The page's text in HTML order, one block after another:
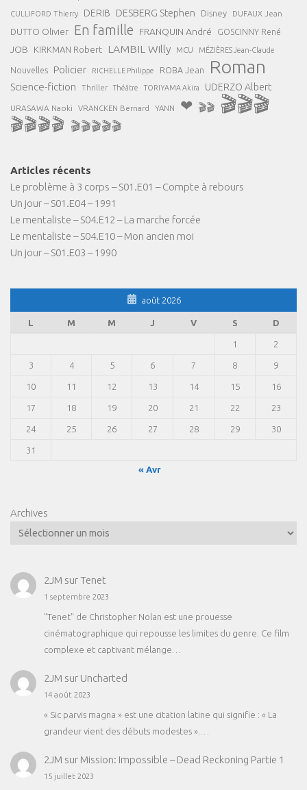
CULLIFORD Thierry DERIB DESBERG Stephen Disney DUFAUX Jean
DUTTO Olivier En famille FRANQUIN André GOSCINNY René
JOB KIRKMAN Robert LAMBIL Willy MCU MÉZIÈRES Jean-Claude
Nouvelles Policier RICHELLE Philippe ROBA Jean Roman
Science-fiction Thriller Théâtre TORIYAMA Akira UDERZO Albert
URASAWA Naoki VRANCKEN Bernard YANN ❤ 🎬🎬 🎬🎬🎬
🎬🎬🎬🎬 🎬🎬🎬🎬🎬
Articles récents
Le problème à 3 corps – S01.E01 – Compte à rebours
Un jour – S01.E04 – 1991
Le mentaliste – S04.E12 – La marche forcée
Le mentaliste – S04.E10 – Mon ancien moi
Un jour – S01.E03 – 1990
août 2026
L M M J V S D
1 2
3 4 5 6 7 8 9
10 11 12 13 14 15 16
17 18 19 20 21 22 23
24 25 26 27 28 29 30
31
« Avr
Archives
2JM surTenet
1 septembre 2023
"Tenet" de Christopher Nolan est une prouesse
cinématographique qui repousse les limites du genre. Ce film
complexe et captivant mélange…
2JM sur Uncharted
14 août 2023
« Sic parvis magna » est une citation latine qui signifie : « La
grandeur vient des débuts modestes ».…
2JM sur Mission: Impossible – Dead Reckoning Partie 1
15 juillet 2023